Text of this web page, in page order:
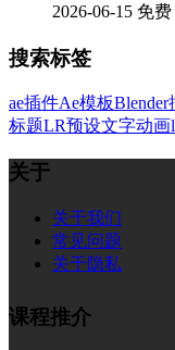
2026-06-15 免费
搜索标签
ae插件Ae模板Blender
标题LR预设文字动画
关于
关于我们
常见问题
关于隐私
课程推介